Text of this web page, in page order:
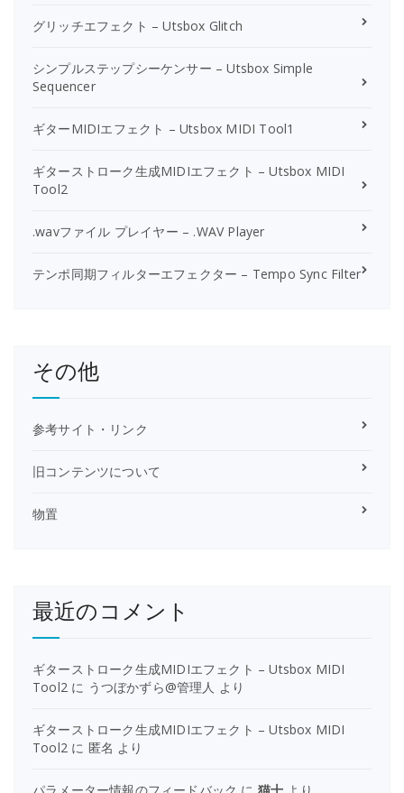
グリッチエフェクト – Utsbox Glitch
シンプルステップシーケンサー – Utsbox Simple
Sequencer
ギターMIDIエフェクト – Utsbox MIDI Tool1
ギターストローク生成MIDIエフェクト – Utsbox MIDI
Tool2
.wavファイル プレイヤー – .WAV Player
テンポ同期フィルターエフェクター – Tempo Sync Filter
その他
参考サイト・リンク
旧コンテンツについて
物置
最近のコメント
ギターストローク生成MIDIエフェクト – Utsbox MIDI
Tool2 に うつぼかずら@管理人 より
ギターストローク生成MIDIエフェクト – Utsbox MIDI
Tool2 に 匿名 より